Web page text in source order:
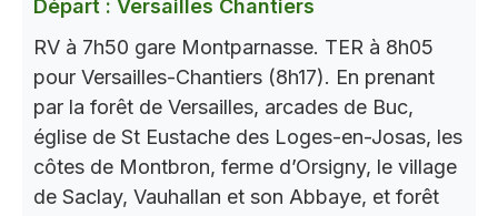
Départ : Versailles Chantiers
RV à 7h50 gare Montparnasse. TER à 8h05
pour Versailles-Chantiers (8h17). En prenant
par la forêt de Versailles, arcades de Buc,
église de St Eustache des Loges-en-Josas, les
côtes de Montbron, ferme d’Orsigny, le village
de Saclay, Vauhallan et son Abbaye, et forêt